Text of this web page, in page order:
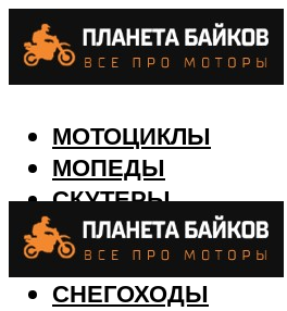
МОТОЦИКЛЫ
МОПЕДЫ
СКУТЕРЫ
КВАДРОЦИКЛЫ
ЛОДКИ
СНЕГОХОДЫ